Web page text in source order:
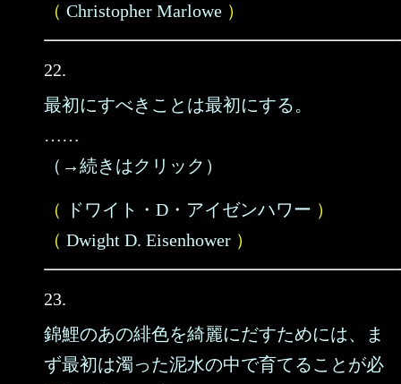
（ Christopher Marlowe ）
22.
最初にすべきことは最初にする。
……
（→続きはクリック）
（ ドワイト・D・アイゼンハワー ）
（ Dwight D. Eisenhower ）
23.
錦鯉のあの緋色を綺麗にだすためには、ま
ず最初は濁った泥水の中で育てることが必